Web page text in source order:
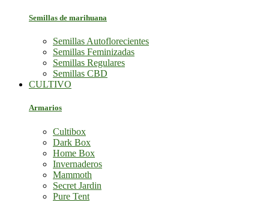
Semillas de marihuana
Semillas Autoflorecientes
Semillas Feminizadas
Semillas Regulares
Semillas CBD
CULTIVO
Armarios
Cultibox
Dark Box
Home Box
Invernaderos
Mammoth
Secret Jardin
Pure Tent